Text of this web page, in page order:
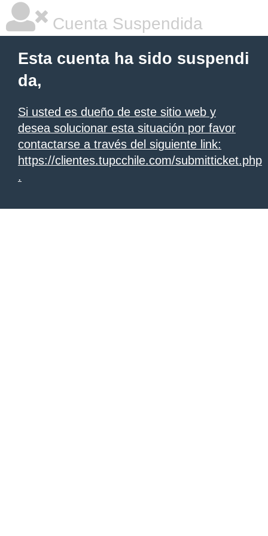
Cuenta Suspendida
Esta cuenta ha sido suspendi
da,
Si usted es dueño de este sitio web y
desea solucionar esta situación por favor
contactarse a través del siguiente link:
https://clientes.tupcchile.com/submitticket.php
.